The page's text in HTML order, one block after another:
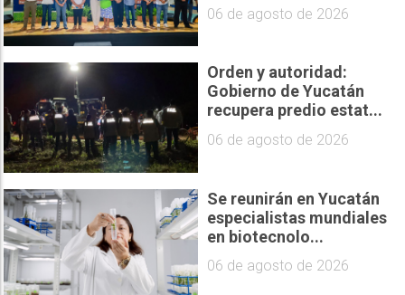
06 de agosto de 2026
Orden y autoridad:
Gobierno de Yucatán
recupera predio estat...
06 de agosto de 2026
Se reunirán en Yucatán
especialistas mundiales
en biotecnolo...
06 de agosto de 2026